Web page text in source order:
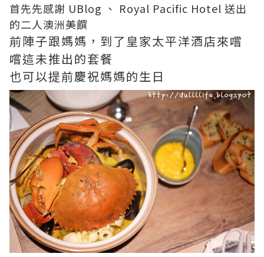
首先先感謝 UBlog 、 Royal Pacific Hotel 送出
的二人澳洲美饌
前陣子跟媽媽，到了皇家太平洋酒店來嚐
嚐這未推出的套餐
也可以提前慶祝媽媽的生日